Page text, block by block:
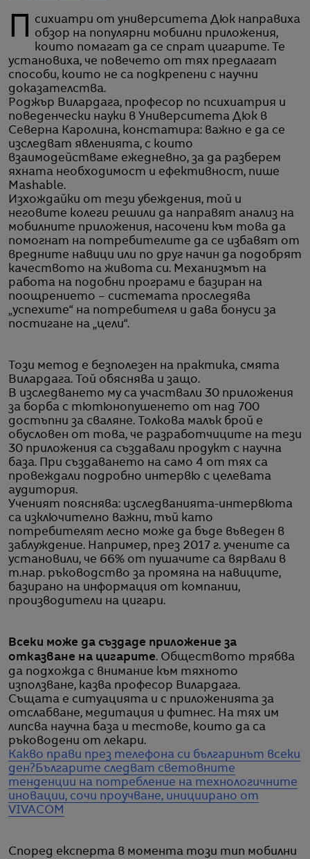
Психиатри от университета Дюк направиха
обзор на популярни мобилни приложения,
които помагат да се спрат цигарите. Те
установиха, че повечето от тях предлагат
способи, които не са подкрепени с научни
доказателства.
Роджър Вилардага, професор по психиатрия и
поведенчески науки в Университета Дюк в
Северна Каролина, констатира: важно е да се
изследват явленията, с които
взаимодействаме ежедневно, за да разберем
яхната необходимост и ефективност, пише
Mashable.
Изхождайки от тези убеждения, той и
неговите колеги решили да направят анализ на
мобилните приложения, насочени към това да
помогнат на потребителите да се избавят от
вредните навици или по друг начин да подобрят
качеството на живота си. Механизмът на
работа на подобни програми е базиран на
поощрението – системата проследява
„успехите“ на потребителя и дава бонуси за
постигане на „цели“.
Този метод е безполезен на практика, смята
Вилардага. Той обяснява и защо.
В изследването му са участвали 30 приложения
за борба с тютюнопушенето от над 700
достъпни за сваляне. Толкова малък брой е
обусловен от това, че разработчиците на тези
30 приложения са създавали продукт с научна
база. При създаването на само 4 от тях са
провеждали подробно интервю с целевата
аудитория.
Ученият пояснява: изследванията-интервюта
са изключително важни, тъй като
потребителят лесно може да бъде въведен в
заблуждение. Например, през 2017 г. учените са
установили, че 66% от пушачите са вярвали в
т.нар. ръководство за промяна на навиците,
базирано на информация от компании,
производители на цигари.
Всеки може да създаде приложение за
отказване на цигарите. Обществото трябва
да подхожда с внимание към тяхното
използване, казва професор Вилардага.
Същата е ситуацията и с приложенията за
отслабване, медитация и фитнес. На тях им
липсва научна база и тестове, които да са
ръководени от лекари.
Какво прави през телефона си българинът всеки
ден? Българите следват световните
тенденции на потребление на технологичните
иновации, сочи проучване, инициирано от
VIVACOM
Според експерта в момента този тип мобилни